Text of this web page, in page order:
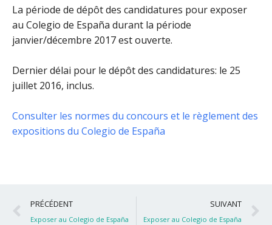
La période de dépôt des candidatures pour exposer
au Colegio de España durant la période
janvier/décembre 2017 est ouverte.
Dernier délai pour le dépôt des candidatures: le 25
juillet 2016, inclus.
Consulter les normes du concours et le règlement des
expositions du Colegio de España
Précédent
PRÉCÉDENT
Exposer au Colegio de España
SUIVANT
Exposer au Colegio de España